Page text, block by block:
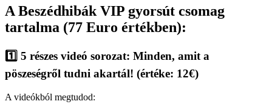
A Beszédhibák VIP gyorsút csomag
tartalma (77 Euro értékben):
1️⃣ 5 részes videó sorozat: Minden, amit a
pöszeségről tudni akartál! (értéke: 12€)
A videókból megtudod: